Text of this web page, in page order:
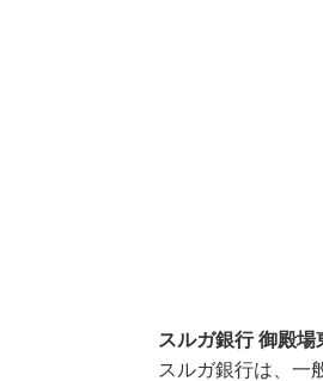
スルガ銀行 御殿場
スルガ銀行は、一